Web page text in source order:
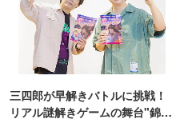
三四郎が早解きバトルに挑戦！
リアル謎解きゲームの舞台"錦糸